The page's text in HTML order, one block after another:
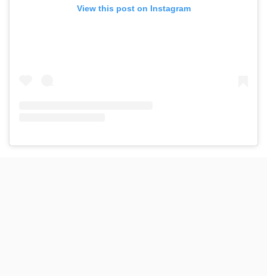
View this post on Instagram